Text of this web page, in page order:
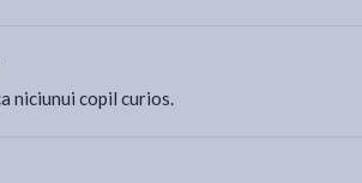
niciunui copil curios.